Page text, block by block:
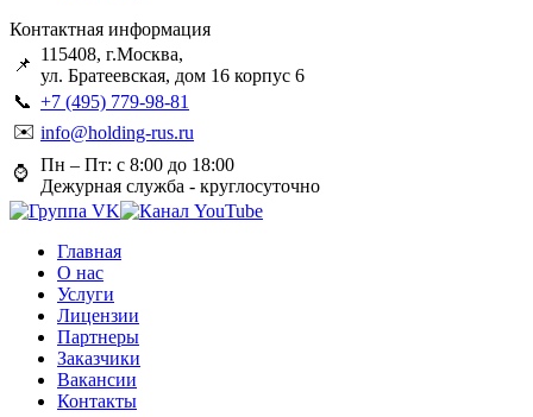
Контактная информация
📌
115408, г.Москва,
ул. Братеевская, дом 16 корпус 6
📞 +7 (495) 779-98-81
✉️ info@holding-rus.ru
⌚️ Пн – Пт: с 8:00 до 18:00
Дежурная служба - круглосуточно
Главная
О нас
Услуги
Лицензии
Партнеры
Заказчики
Вакансии
Контакты